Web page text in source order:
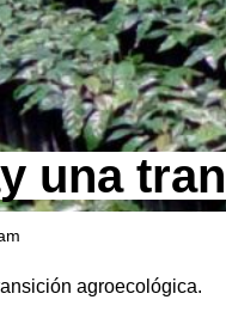
una
agroecológica.